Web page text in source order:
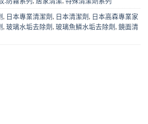
, 日本專業清潔劑, 日本清潔劑, 日本高森專業家
, 玻璃水垢去除劑, 玻璃魚鱗水垢去除劑, 鏡面清